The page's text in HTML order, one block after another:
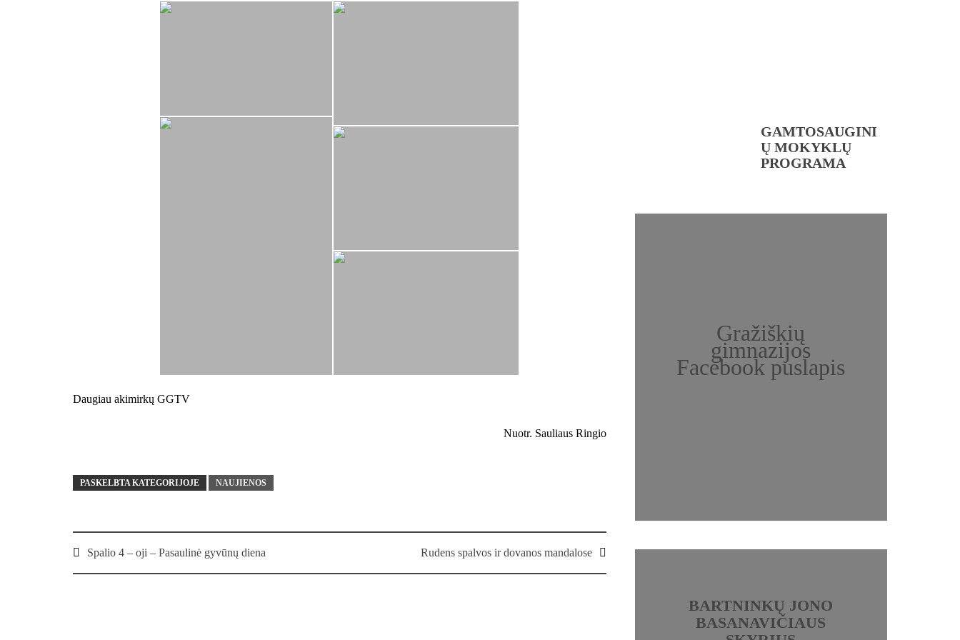
Daugiau akimirkų GGTV
Nuotr. Sauliaus Ringio
PASKELBTA KATEGORIJOJE NAUJIENOS
PostSpalio 4 – oji – Pasaulinė gyvūnų diena Rudens spalvos ir dovanos mandalose
GAMTOSAUGINI
Ų MOKYKLŲ
PROGRAMA
Gražiškių
gimnazijos
Facebook puslapis
BARTNINKŲ JONO
BASANAVIČIAUS